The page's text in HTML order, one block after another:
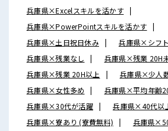
兵庫県×Excelスキルを活かす
兵庫県×PowerPointスキルを活かす
兵庫県×土日祝日休み
兵庫県×シフ
兵庫県×残業なし
兵庫県×残業 20H
兵庫県×残業 20H以上
兵庫県×少人
兵庫県×女性多め
兵庫県×平均年齢
兵庫県×30代が活躍
兵庫県×40代以
兵庫県×寮あり (寮費無料)
兵庫県